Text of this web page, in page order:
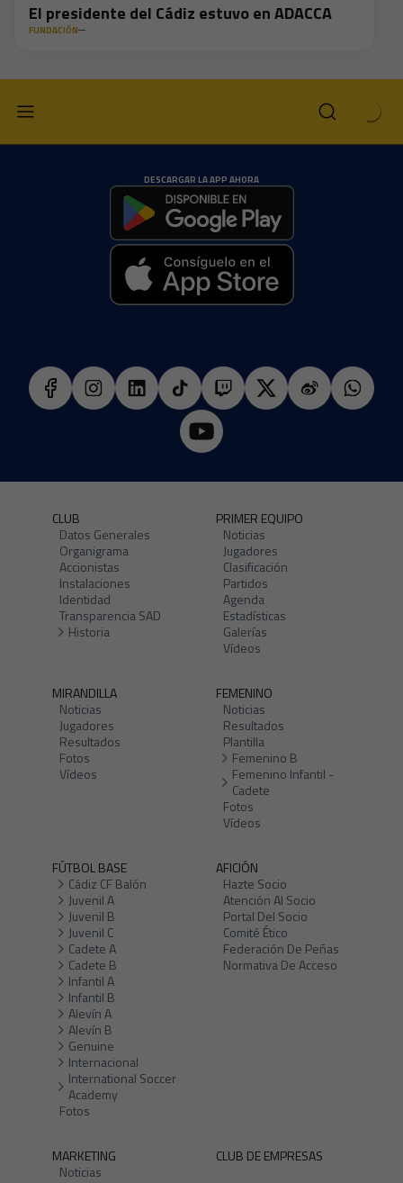
El presidente del Cádiz estuvo en ADACCA
FUNDACIÓN
DESCARGAR LA APP AHORA
CLUB
Datos Generales
Organigrama
Accionistas
Instalaciones
Identidad
Transparencia SAD
Historia
PRIMER EQUIPO
Noticias
Jugadores
Clasificación
Partidos
Agenda
Estadísticas
Galerías
Vídeos
MIRANDILLA
Noticias
Jugadores
Resultados
Fotos
Vídeos
FEMENINO
Noticias
Resultados
Plantilla
Femenino B
Femenino Infantil -
Cadete
Fotos
Vídeos
FÚTBOL BASE
Cádiz CF Balón
Juvenil A
Juvenil B
Juvenil C
Cadete A
Cadete B
Infantil A
Infantil B
Alevín A
Alevín B
Genuine
Internacional
International Soccer
Academy
Fotos
AFICIÓN
Hazte Socio
Atención Al Socio
Portal Del Socio
Comité Ético
Federación De Peñas
Normativa De Acceso
MARKETING
Noticias
CLUB DE EMPRESAS